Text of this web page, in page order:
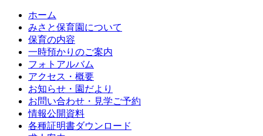
ホーム
みさと保育園について
保育の内容
一時預かりのご案内
フォトアルバム
アクセス・概要
お知らせ・園だより
お問い合わせ・見学ご予約
情報公開資料
各種証明書ダウンロード